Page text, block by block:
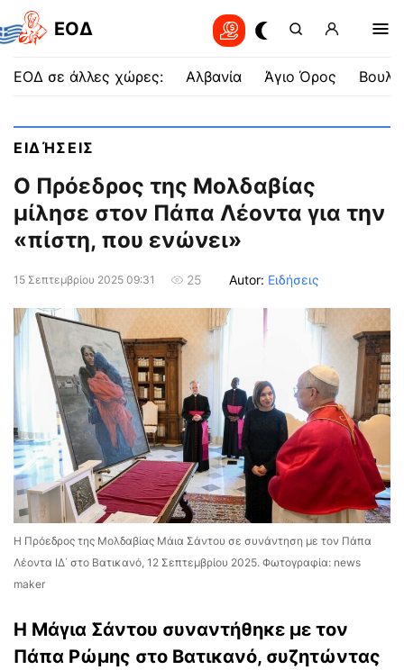
EOΔ
ΕΟΔ σε άλλες χώρες: Αλβανία Άγιο Όρος
ΕΙΔΉΣΕΙΣ
Ο Πρόεδρος της Μολδαβίας
μίλησε στον Πάπα Λέοντα για την
«πίστη, που ενώνει»
15 Σεπτεμβρίου 2025 09:31 25 Autor: Ειδήσεις
Η Πρόεδρος της Μολδαβίας Μάια Σάντου σε συνάντηση με τον Πάπα
Λέοντα ΙΔ΄ στο Βατικανό, 12 Σεπτεμβρίου 2025. Φωτογραφία: news
maker
Η Μάγια Σάντου συναντήθηκε με τον
Πάπα Ρώμης στο Βατικανό, συζητώντας